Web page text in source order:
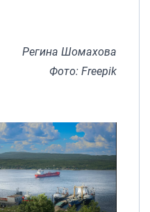
Регина Шомахова
Фото: Freepik